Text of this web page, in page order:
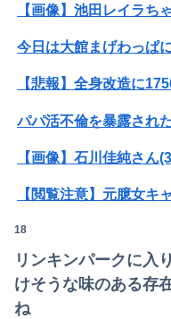
18
リンキンパークに入
けそうな味のある存
ね